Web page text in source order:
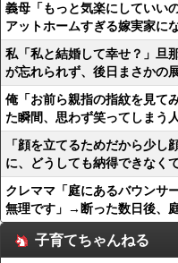
義母「もっと気楽にしていい
アットホームすぎる嫁実家に
私「私と結婚して幸せ？」旦
が忘れられず、後日まさかの
俺「お前ら親指の指紋を見て
た瞬間、思わず笑ってしまう
「顔を立てるためだから少
に、どうしても納得できなく
クレママ「庭にあるバウンサ
無理です」→断った数日後、
子育てちゃんねる